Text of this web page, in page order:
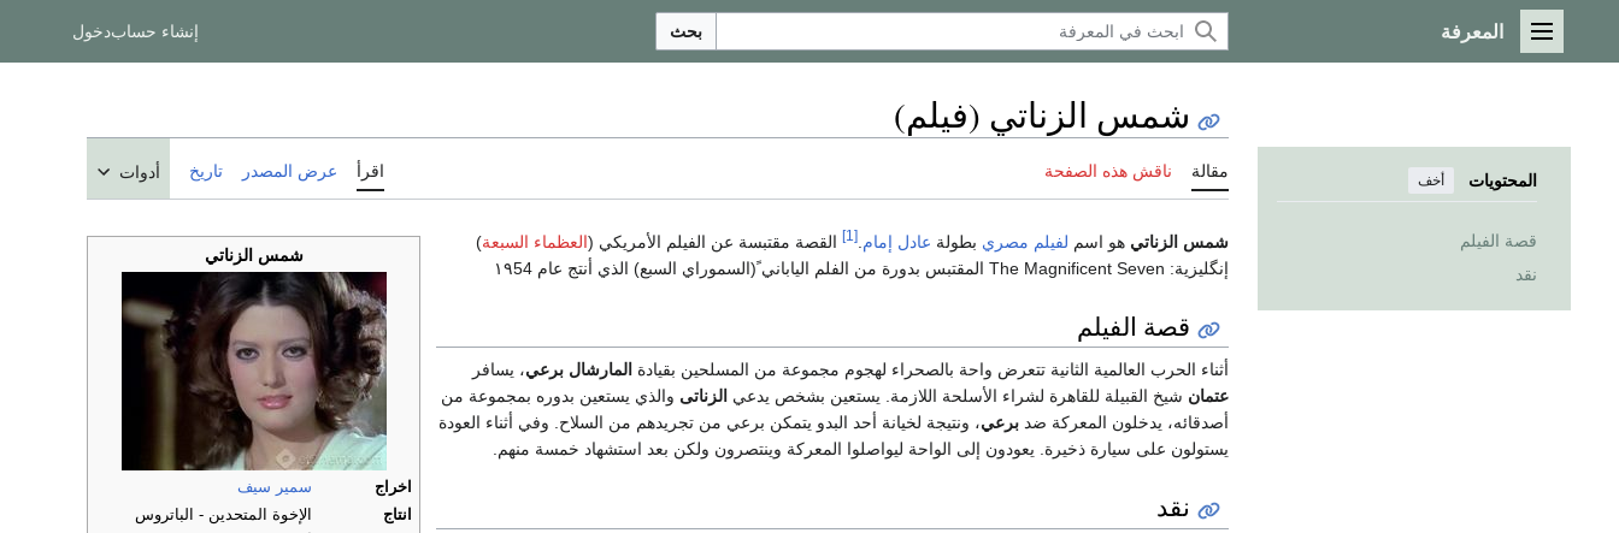
القائمة الرئيسية
المعرفة بحث إنشاء حسابدخول
المحتويات أخف
قصة الفيلم
نقد
شمس الزناتي (فيلم)
مقالة ناقش هذه الصفحة اقرأ عرض المصدر تاريخ أدوات
شمس الزناتي
اخراج
سمير سيف
انتاج
الإخوة المتحدين - الباتروس
شمس الزناتي هو اسم لفيلم مصري بطولة عادل إمام [1] القصة مقتبسة عن الفيلم الأمريكي (العظماء السبعة)
إنگليزية: The Magnificent Seven المقتبس بدورة من الفلم الياباني ً(السموراي السبع) الذي أنتج عام ١٩54
قصة الفيلم
أثناء الحرب العالمية الثانية تتعرض واحة بالصحراء لهجوم مجموعة من المسلحين بقيادة المارشال برعي، يسافر
عتمان شيخ القبيلة للقاهرة لشراء الأسلحة اللازمة. يستعين بشخص يدعي الزناتى والذي يستعين بدوره بمجموعة من
أصدقائه، يدخلون المعركة ضد برعي، ونتيجة لخيانة أحد البدو يتمكن برعي من تجريدهم من السلاح. وفي أثناء العودة
يستولون على سيارة ذخيرة. يعودون إلى الواحة ليواصلوا المعركة وينتصرون ولكن بعد استشهاد خمسة منهم.
نقد